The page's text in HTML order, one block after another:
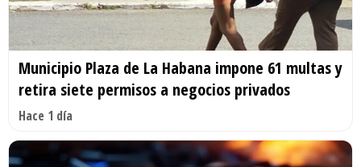
Municipio Plaza de La Habana impone 61 multas y
retira siete permisos a negocios privados
Hace 1 día